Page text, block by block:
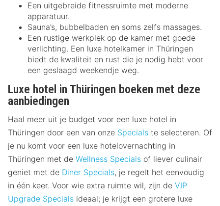
Een uitgebreide fitnessruimte met moderne
apparatuur.
Sauna’s, bubbelbaden en soms zelfs massages.
Een rustige werkplek op de kamer met goede
verlichting. Een luxe hotelkamer in Thüringen
biedt de kwaliteit en rust die je nodig hebt voor
een geslaagd weekendje weg.
Luxe hotel in Thüringen boeken met deze
aanbiedingen
Haal meer uit je budget voor een luxe hotel in
Thüringen door een van onze Specials te selecteren. Of
je nu komt voor een luxe hotelovernachting in
Thüringen met de Wellness Specials of liever culinair
geniet met de Diner Specials, je regelt het eenvoudig
in één keer. Voor wie extra ruimte wil, zijn de VIP
Upgrade Specials ideaal; je krijgt een grotere luxe